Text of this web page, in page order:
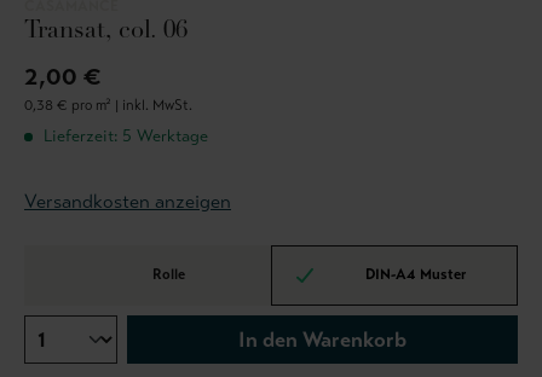
Transat, col. 06
2,00 €
0,38 € pro m² | inkl. MwSt.
Lieferzeit: 5 Werktage
Versandkosten anzeigen
Rolle DIN-A4 Muster
In den Warenkorb